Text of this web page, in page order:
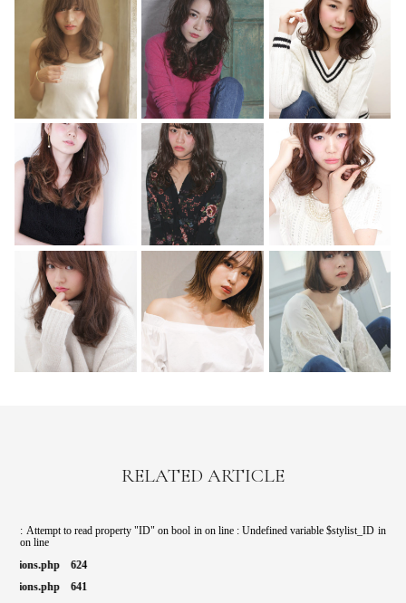
RELATED ARTICLE
: Attempt to read property "ID" on bool in on line : Undefined variable $stylist_ID in
on line
624
641